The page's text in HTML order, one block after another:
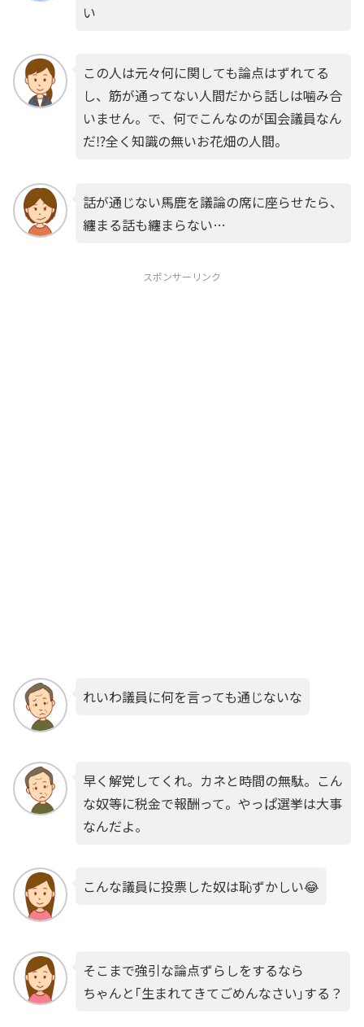
い
この人は元々何に関しても論点はずれてる
し、筋が通ってない人間だから話しは噛み合
いません。で、何でこんなのが国会議員なん
だ⁉️全く知識の無いお花畑の人間。
話が通じない馬鹿を議論の席に座らせたら、
纏まる話も纏まらない…
スポンサーリンク
れいわ議員に何を言っても通じないな
早く解党してくれ。カネと時間の無駄。こん
な奴等に税金で報酬って。やっぱ選挙は大事
なんだよ。
こんな議員に投票した奴は恥ずかしい😂
そこまで強引な論点ずらしをするなら
ちゃんと｢生まれてきてごめんなさい｣する？